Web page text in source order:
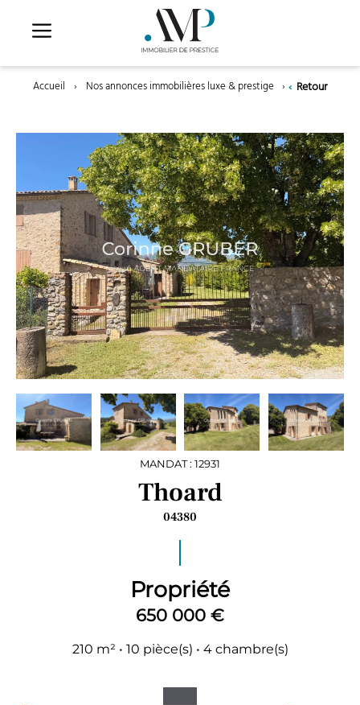
contenu
Accueil › Nos annonces immobilières luxe & prestige › Thoard 04380
‹ Retour
MANDAT : 12931
Thoard
04380
Propriété
650 000 €
210 m² • 10 pièce(s) • 4 chambre(s)